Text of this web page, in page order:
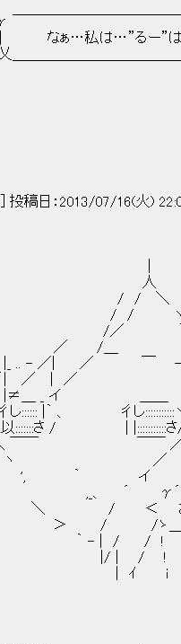
￣￣￣￣￣￣
…”るー”
＿＿＿＿＿＿
投稿日：2013/07/16(火)
|
人
/ / ＼
|＞o'
、 !
/＿
／ ￣ -
／ / /
イ ＿
、 彳し
| |:::::::::::さ/
￣￣
／
イ
￣￣￣￣￣
…”うー”を
＿＿＿＿＿
/ / !
| / !
i